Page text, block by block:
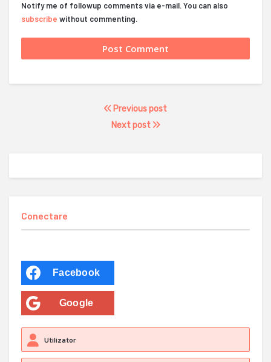
Notify me of followup comments via e-mail. You can also
subscribe without commenting.
Previous post
Next post
Conectare
Facebook
Google